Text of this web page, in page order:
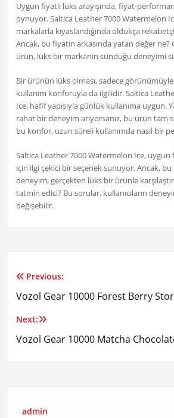
Uygun fiyatlı lüks arayışında, fiyat-
oynuyor. Saltica Leather 7000 Watermelon
markalarla kıyaslandığında oldukça
Ancak, bu fiyatın arkasında yatan değer ne?
ürün, lüks bir markanın sunduğu deneyimi
Bir ürünün lüks olması, sadece
kullanım konforuyla da ilgilidir. Saltica
Ice, hafif yapısıyla günlük kullanıma uygun.
rahat bir deneyim arıyorsanız, bu ürün tam
bu konfor, uzun süreli kullanımda nasıl bir
Saltica Leather 7000 Watermelon Ice, uygun
için ilgi çekici bir seçenek sunuyor. Ancak,
deneyim, gerçekten lüks bir ürünle
tatmin edici? Bu sorular, kullanıcıların
değişebilir.
Yazı
gezinmesi
Previous:
Vozol Gear 10000 Forest Berry
Next:
Vozol Gear 10000 Matcha
admin